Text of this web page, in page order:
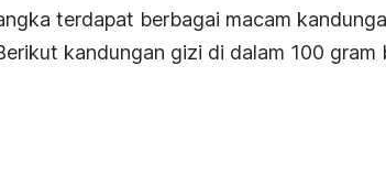
terdapat berbagai macam
kandungan gizi di dalam 100 gram